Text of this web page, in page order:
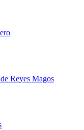
Reyes Magos